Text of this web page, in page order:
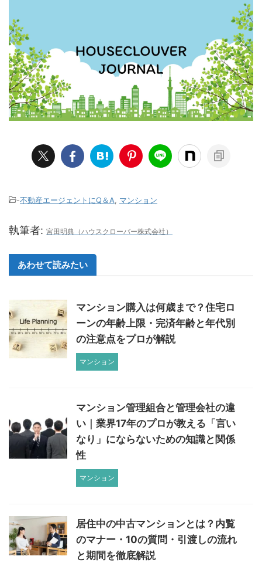
-不動産エージェントにQ＆A マンション
執筆者: 宮田明典（ハウスクローバー株式会社）
あわせて読みたい
マンション購入は何歳まで？住宅ロ
ーンの年齢上限・完済年齢と年代別
の注意点をプロが解説
マンション
マンション管理組合と管理会社の違
い｜業界17年のプロが教える「言い
なり」にならないための知識と関係
性
マンション
居住中の中古マンションとは？内覧
のマナー・10の質問・引渡しの流れ
と期間を徹底解説